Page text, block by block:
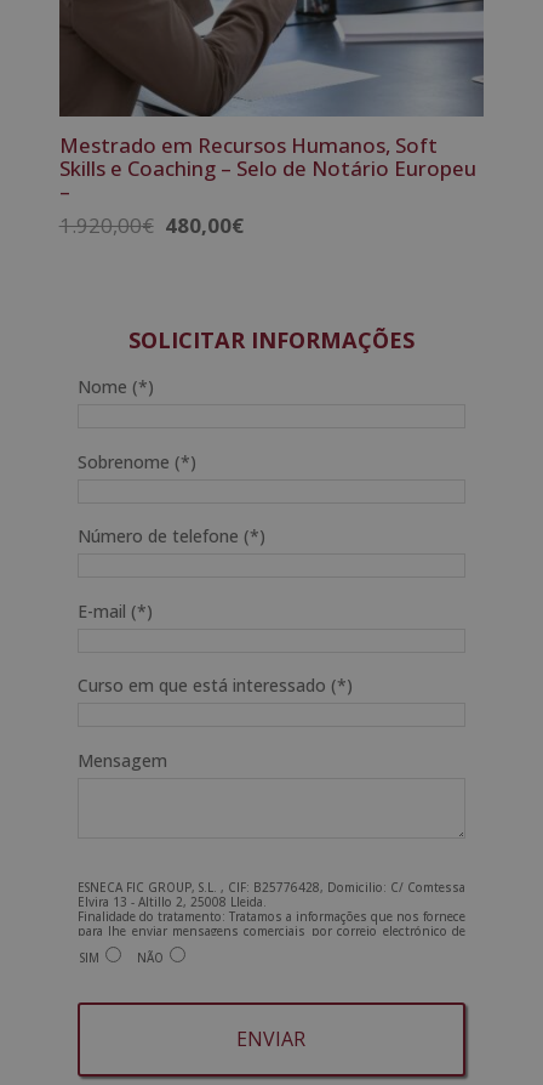
Mestrado em Recursos Humanos, Soft
Skills e Coaching – Selo de Notário Europeu
–
1.920,00€
O
1.920,00€.
480,00€O
480,00€.
SOLICITAR INFORMAÇÕES
Nome (*)
Sobrenome (*)
Número de telefone (*)
E-mail (*)
Curso em que está interessado (*)
Mensagem
ESNECA FIC GROUP, S.L. , CIF: B25776428, Domicilio: C/ Comtessa
Elvira 13 - Altillo 2, 25008 Lleida.
Finalidade do tratamento: Tratamos a informações que nos fornece
para lhe enviar mensagens comerciais por correio electrónico de
tipo comercial relacionadas com os produtos oferecidos e outros
produtos que possam ser do seu interesse. Legitimação do
nos para o endereço admin@grupoesneca.com.
Deseja receber informação comercial (por telefone e/ou correio
SIM NÃO